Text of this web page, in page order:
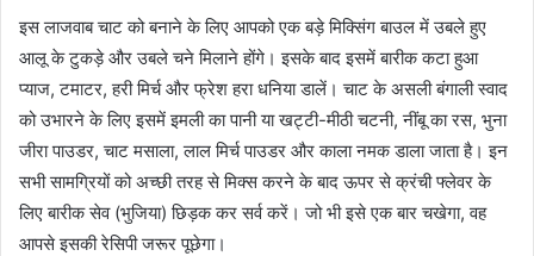
इस लाजवाब चाट को बनाने के लिए आपको एक बड़े मिक्सिंग बाउल में उबले हुए
आलू के टुकड़े और उबले चने मिलाने होंगे। इसके बाद इसमें बारीक कटा हुआ
प्याज, टमाटर, हरी मिर्च और फ्रेश हरा धनिया डालें। चाट के असली बंगाली स्वाद
को उभारने के लिए इसमें इमली का पानी या खट्टी-मीठी चटनी, नींबू का रस, भुना
जीरा पाउडर, चाट मसाला, लाल मिर्च पाउडर और काला नमक डाला जाता है। इन
सभी सामग्रियों को अच्छी तरह से मिक्स करने के बाद ऊपर से क्रंची फ्लेवर के
लिए बारीक सेव (भुजिया) छिड़क कर सर्व करें। जो भी इसे एक बार चखेगा, वह
आपसे इसकी रेसिपी जरूर पूछेगा।